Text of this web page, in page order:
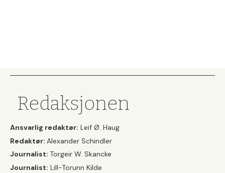
Redaksjonen
Ansvarlig redaktør: Leif Ø. Haug
Redaktør: Alexander Schindler
Journalist: Torgeir W. Skancke
Journalist: Lill-Torunn Kilde